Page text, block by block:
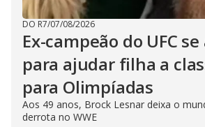
DO R7/07/08/2026
Ex-campeão do UFC
para ajudar filha a
para Olimpíadas
Aos 49 anos, Brock Lesnar deixa o
derrota no WWE